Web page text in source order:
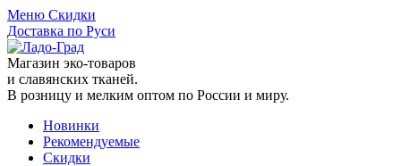
Меню Скидки
Доставка по Руси
Магазин эко-товаров
и славянских тканей.
В розницу и мелким оптом по России и миру.
Новинки
Рекомендуемые
Скидки